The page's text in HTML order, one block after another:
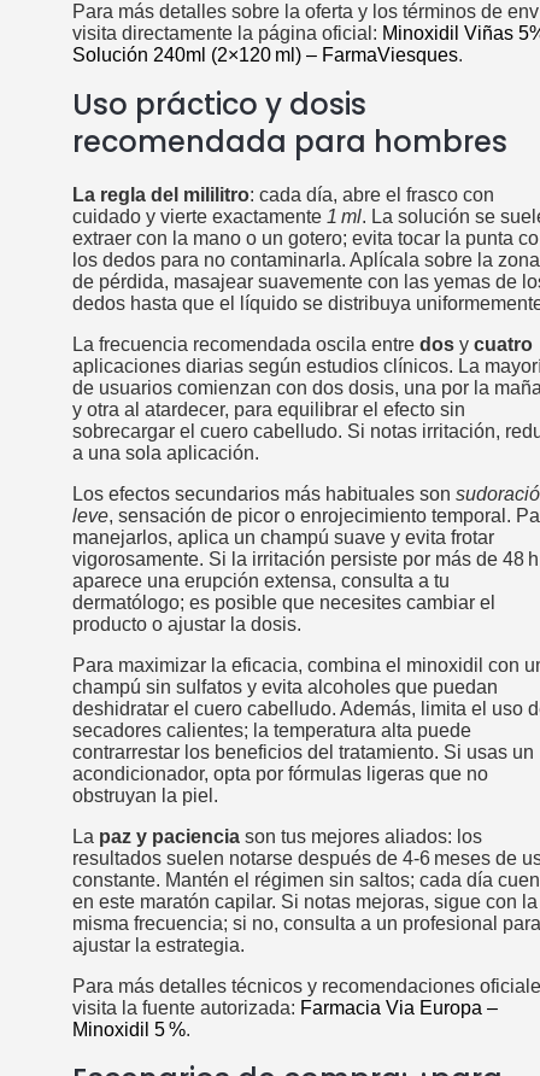
Para más detalles sobre la oferta y los términos de
visita directamente la página oficial: Minoxidil Viñas
Solución 240ml (2×120 ml) – FarmaViesques.
Uso práctico y dosis
recomendada para hombres
La regla del mililitro: cada día, abre el frasco con
cuidado y vierte exactamente 1 ml. La solución se
extraer con la mano o un gotero; evita tocar la punta
los dedos para no contaminarla. Aplícala sobre la zona
de pérdida, masajear suavemente con las yemas de
dedos hasta que el líquido se distribuya
La frecuencia recomendada oscila entre dos y cuatro
aplicaciones diarias según estudios clínicos. La
de usuarios comienzan con dos dosis, una por la
y otra al atardecer, para equilibrar el efecto sin
sobrecargar el cuero cabelludo. Si notas irritación,
a una sola aplicación.
Los efectos secundarios más habituales son
leve, sensación de picor o enrojecimiento temporal.
manejarlos, aplica un champú suave y evita frotar
vigorosamente. Si la irritación persiste por más de 48
aparece una erupción extensa, consulta a tu
dermatólogo; es posible que necesites cambiar el
producto o ajustar la dosis.
Para maximizar la eficacia, combina el minoxidil con
champú sin sulfatos y evita alcoholes que puedan
deshidratar el cuero cabelludo. Además, limita el uso
secadores calientes; la temperatura alta puede
contrarrestar los beneficios del tratamiento. Si usas un
acondicionador, opta por fórmulas ligeras que no
obstruyan la piel.
La paz y paciencia son tus mejores aliados: los
resultados suelen notarse después de 4‑6 meses de
constante. Mantén el régimen sin saltos; cada día
en este maratón capilar. Si notas mejoras, sigue con la
misma frecuencia; si no, consulta a un profesional para
ajustar la estrategia.
Para más detalles técnicos y recomendaciones
visita la fuente autorizada: Farmacia Via Europa –
Minoxidil 5 %.